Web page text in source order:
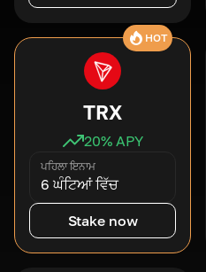
HOT
TRX
20% APY
ਪਹਿਲਾ ਇਨਾਮ
6 ਘੰਟਿਆਂ ਵਿੱਚ
Stake now